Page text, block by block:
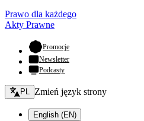
Prawo dla każdego
Akty Prawne
Promocje- otwiera się w nowej karcie
Newsletter
Podcasty
Zmień język - bieżący:
PL Zmień język strony
English (EN)